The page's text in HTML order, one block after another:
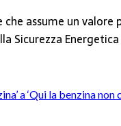
assume un
Sicurezza
a ‘Qui la benzina